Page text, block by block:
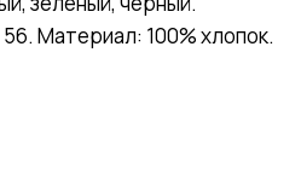
Материал: 100% хлопок.